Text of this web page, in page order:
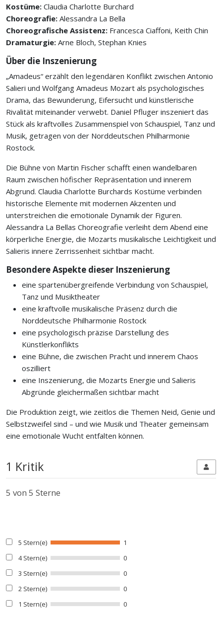
Kostüme: Claudia Charlotte Burchard
Choreografie: Alessandra La Bella
Choreografische Assistenz: Francesca Ciaffoni, Keith Chin
Dramaturgie: Arne Bloch, Stephan Knies
Über die Inszenierung
„Amadeus“ erzählt den legendären Konflikt zwischen Antonio
Salieri und Wolfgang Amadeus Mozart als psychologisches
Drama, das Bewunderung, Eifersucht und künstlerische
Rivalität miteinander verwebt. Daniel Pfluger inszeniert das
Stück als kraftvolles Zusammenspiel von Schauspiel, Tanz und
Musik, getragen von der Norddeutschen Philharmonie
Rostock.
Die Bühne von Martin Fischer schafft einen wandelbaren
Raum zwischen höfischer Repräsentation und innerem
Abgrund. Claudia Charlotte Burchards Kostüme verbinden
historische Elemente mit modernen Akzenten und
unterstreichen die emotionale Dynamik der Figuren.
Alessandra La Bellas Choreografie verleiht dem Abend eine
körperliche Energie, die Mozarts musikalische Leichtigkeit und
Salieris innere Zerrissenheit sichtbar macht.
Besondere Aspekte dieser Inszenierung
eine spartenübergreifende Verbindung von Schauspiel,
Tanz und Musiktheater
eine kraftvolle musikalische Präsenz durch die
Norddeutsche Philharmonie Rostock
eine psychologisch präzise Darstellung des
Künstlerkonflikts
eine Bühne, die zwischen Pracht und innerem Chaos
oszilliert
eine Inszenierung, die Mozarts Energie und Salieris
Abgründe gleichermaßen sichtbar macht
Die Produktion zeigt, wie zeitlos die Themen Neid, Genie und
Selbstzweifel sind – und wie Musik und Theater gemeinsam
eine emotionale Wucht entfalten können.
1 Kritik
5 von 5 Sterne
5 Stern(e)
1
4 Stern(e)
0
3 Stern(e)
0
2 Stern(e)
0
1 Stern(e)
0